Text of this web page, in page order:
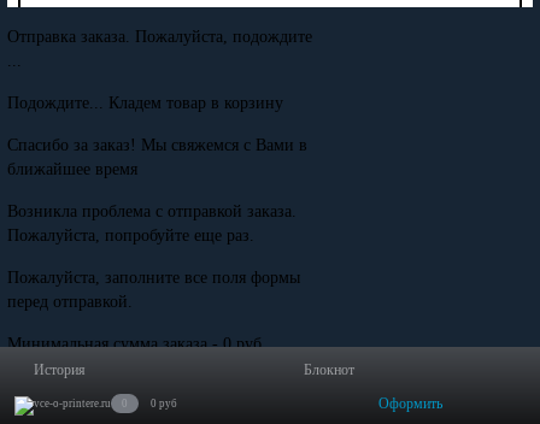
История Блокнот
0 0 руб Оформить
Отправка заказа. Пожалуйста, подождите
...
Подождите... Кладем товар в корзину
Спасибо за заказ! Мы свяжемся с Вами в
ближайшее время
Возникла проблема с отправкой заказа.
Пожалуйста, попробуйте еще раз.
Пожалуйста, заполните все поля формы
перед отправкой.
Минимальная сумма заказа - 0 руб.